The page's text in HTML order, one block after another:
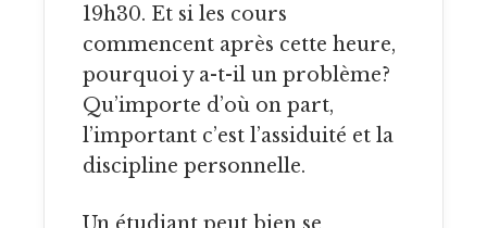
19h30. Et si les cours
commencent après cette heure,
pourquoi y a-t-il un problème?
Qu’importe d’où on part,
l’important c’est l’assiduité et la
discipline personnelle.